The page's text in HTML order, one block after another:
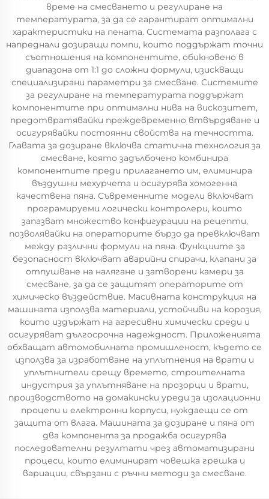
време на смесването и регулиране на
температурата, за да се гарантират оптимални
характеристики на пената. Системата разполага с
напреднали дозиращи помпи, които поддържат точни
съотношения на компонентите, обикновено в
диапазона от 1:1 до сложни формули, изискващи
специализирани параметри за смесване. Системите
за регулиране на температурата поддържат
компонентите при оптимални нива на вискозитет,
предотвратявайки преждевременно втвърдяване и
осигурявайки постоянни свойства на течността.
Главата за дозиране включва статична технология за
смесване, която задълбочено комбинира
компонентите преди прилагането им, елиминира
въздушни мехурчета и осигурява хомогенна
качествена пяна. Съвременните модели включват
програмируеми логически контролери, които
запазват множество конфигурации на рецепти,
позволявайки на операторите бързо да превключват
между различни формули на пяна. Функциите за
безопасност включват аварийни спирачи, клапани за
отпушване на налягане и затворени камери за
смесване, за да се защитят операторите от
химическо въздействие. Масивната конструкция на
машината използва материали, устойчиви на корозия,
които издържат на агресивни химически среди и
осигуряват дългосрочна надеждност. Приложенията
обхващат автомобилната промишленост, където се
използва за изработване на уплътнения на врати и
уплътнители срещу времето, строителната
индустрия за уплътняване на прозорци и врати,
производството на домакински уреди за изолационни
процепи и електронни корпуси, нуждаещи се от
защита от влага. Машината за дозиране и пяна от
два компонента за продажба осигурява
последователни резултати чрез автоматизирани
процеси, които елиминират човешка грешка и
вариации, свързани с ръчни методи за смесване.